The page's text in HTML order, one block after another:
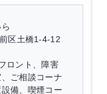
区土橋1-4-12
ロント、障害
ご相談コーナ
備、喫煙コー